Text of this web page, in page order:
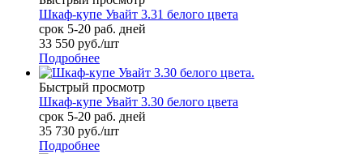
Шкаф-купе Увайт 3.31 белого цвета
срок 5-20 раб. дней
33 550 руб./шт
Подробнее
Быстрый просмотр
Шкаф-купе Увайт 3.30 белого цвета
срок 5-20 раб. дней
35 730 руб./шт
Подробнее